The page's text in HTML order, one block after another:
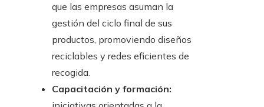
que las empresas asuman la
gestión del ciclo final de sus
productos, promoviendo diseños
reciclables y redes eficientes de
recogida.
Capacitación y formación: